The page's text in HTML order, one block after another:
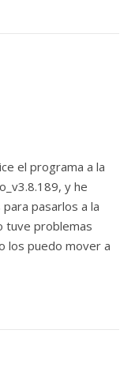
el programa a la
y he
pasarlos a la
tuve problemas
los puedo mover a